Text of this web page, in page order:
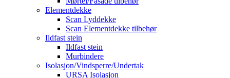
Elementdekke
Scan Lyddekke
Scan Elementdekke tilbehør
Ildfast stein
Ildfast stein
Murbindere
Isolasjon/Vindsperre/Undertak
URSA Isolasjon